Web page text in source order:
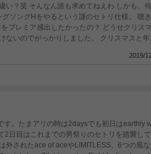
い？笑 そんなん誰も求めてねえわ しかも、
ソングHをやるという謎のセトリ仕様。 聴
プレミア感出したかったの？ どうせクリス
いのでがっかりしました。 クリスマスと年
2019/
。たまアリの時は2daysでも初日はearthly
日目はこれまでの男祭りのセトリを踏襲し
外されたace of aceやLIMITLESS、6つの風